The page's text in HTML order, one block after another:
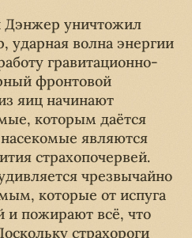
Дэнжер уничтожил
ударная волна энергии
гравитационно-
фронтовой
яиц начинают
которым даётся
являются
страхопочервей.
чрезвычайно
которые от испуга
и пожирают всё, что
страхороги